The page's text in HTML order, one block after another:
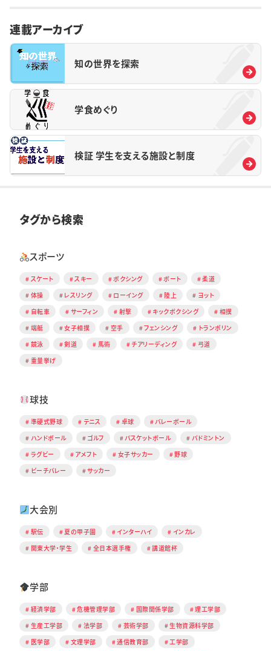
連載アーカイブ
知の世界を探索
学食めぐり
検証 学生を支える施設と制度
タグから検索
スポーツ
スケート スキー ボクシング ボート
柔道
体操
レスリング ローイング 陸上
ヨット
自転車
サーフィン 射撃 キックボクシング
相撲
端艇
女子相撲 空手 フェンシング
トランポリン
競泳
剣道 馬術 チアリーディング
弓道
重量挙げ
球技
準硬式野球 テニス 卓球
バレーボール
ハンドボール
ゴルフ バスケットボール
バドミントン
ラグビー
アメフト 女子サッカー
野球
ビーチバレー
サッカー
大会別
駅伝 夏の甲子園 インターハイ
インカレ
関東大学・学生
全日本選手権 講道館杯
学部
経済学部 危機管理学部 国際関係学部
理工学部
生産工学部
法学部 芸術学部
生物資源科学部
医学部
文理学部 通信教育部
工学部